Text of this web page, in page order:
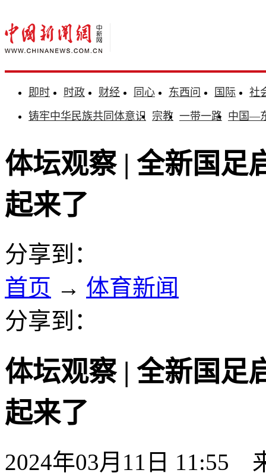
即时 时政 财经 同心 东西问 国际
社
铸牢中华民族共同体意识 宗教 一带一路 中国—
体坛观察 | 全新国足
起来了
分享到：
首页 → 体育新闻
分享到：
体坛观察 | 全新国足
起来了
2024年03月11日 11:55